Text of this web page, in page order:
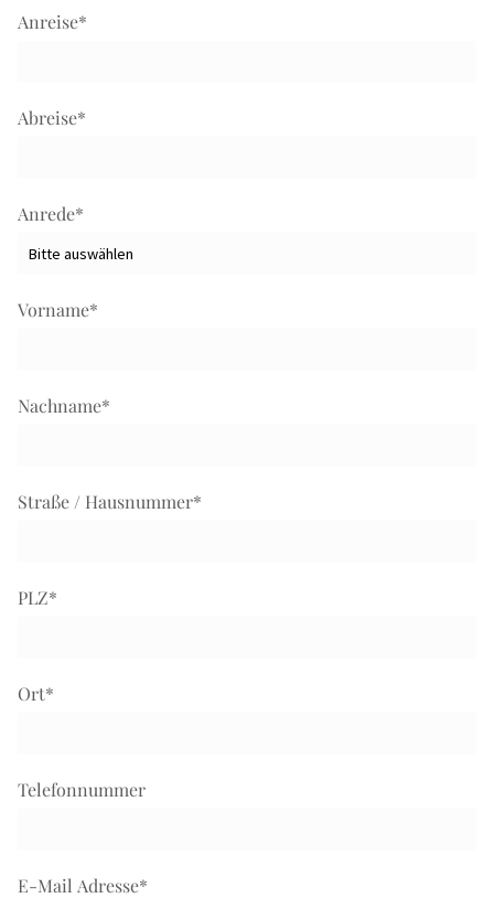
Anreise*
Abreise*
Anrede*
Vorname*
Nachname*
Straße / Hausnummer*
PLZ*
Ort*
Telefonnummer
E-Mail Adresse*